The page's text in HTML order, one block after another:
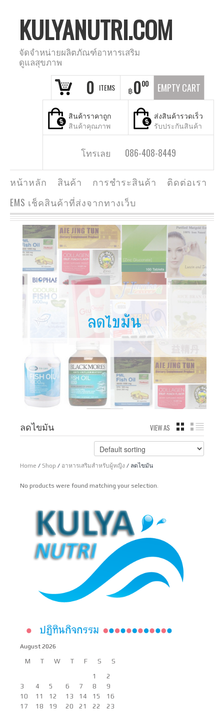
KULYANUTRI.COM
จัดจำหน่ายผลิตภัณฑ์อาหารเสริม
ดูแลสุขภาพ
0 ITEMS ฿000 EMPTY CART
สินค้าราคาถูก
สินค้าคุณภาพ
ส่งสินค้ารวดเร็ว
รับประกันสินค้า
โทรเลย 086-408-8449
หน้าหลัก สินค้า การชำระสินค้า
ติดต่อเรา
EMS เช็คสินค้าที่ส่งจากทางเว็บ
ลดไขมัน VIEW AS GRID
Home / Shop / อาหารเสริมสำหรับผู้หญิง / ลดไขมัน
No products were found matching your selection.
August 2026
M T W T F S S
1
2
3
4 5 6 7 8
9
10
11 12 13 14 15
16
17
18 19 20 21 22
23